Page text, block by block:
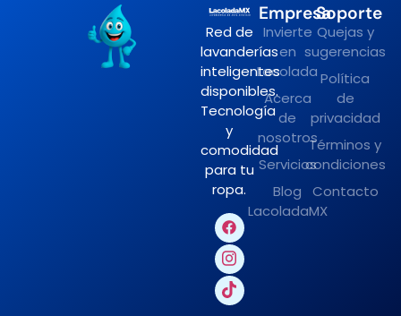
Red de
lavanderías
inteligentes
disponibles.
Tecnología
y
comodidad
para tu
ropa.
Empresa
Invierte
en
Lacolada
Acerca
de
nosotros
Servicios
Blog
LacoladaMX
Soporte
Quejas y
sugerencias
Política
de
privacidad
Términos y
condiciones
Contacto